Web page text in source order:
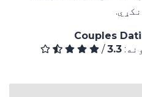
Couples
3.3
/